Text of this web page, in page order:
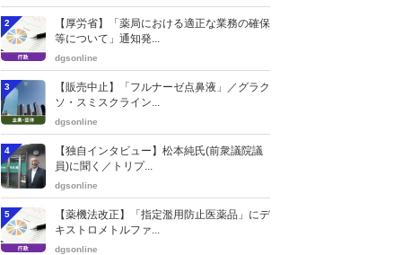
2
【厚労省】「薬局における適正な業務の確保
等について」通知発...
dgsonline
3
【販売中止】「フルナーゼ点鼻液」／グラク
ソ・スミスクライン...
dgsonline
4
【独自インタビュー】松本純氏(前衆議院議
員)に聞く／トリプ...
dgsonline
5
【薬機法改正】「指定濫用防止医薬品」にデ
キストロメトルファ...
dgsonline